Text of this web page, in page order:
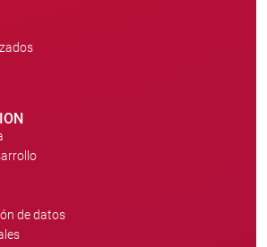
de datos